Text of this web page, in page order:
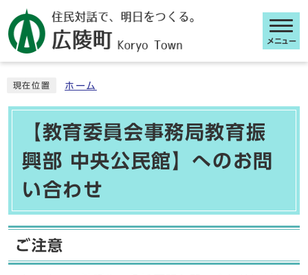
メニュー
現在位置 ホーム
【教育委員会事務局教育振
興部 中央公民館】へのお問
い合わせ
ご注意